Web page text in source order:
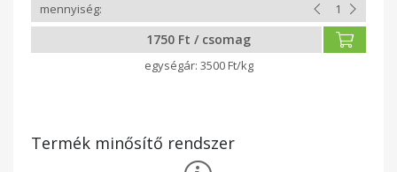
1750 Ft / csomag
3500 Ft/kg
Termék minősítő rendszer